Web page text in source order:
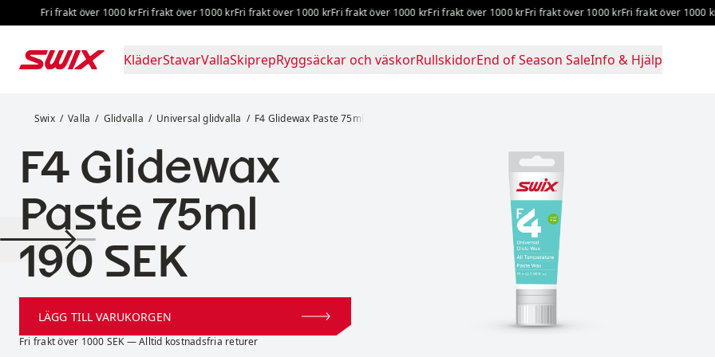
Hoppa till innehåll
Fri frakt över 1000 krFri frakt över 1000 krFri frakt över 1000 krFri frakt över 1000 krFri frakt över 1000 krFri frakt över 1000 krFri frakt över 1000 kr
KläderStavarVallaSkiprepRyggsäckar och väskorRullskidorEnd of Season SaleInfo & Hjälp
Swix Valla Glidvalla Universal glidvalla F4 Glidewax Paste 75ml
F4 Glidewax
Paste 75ml
Pris:
190 SEK
LÄGG TILL VARUKORGEN
Fri frakt över 1000 SEK — Alltid kostnadsfria returer